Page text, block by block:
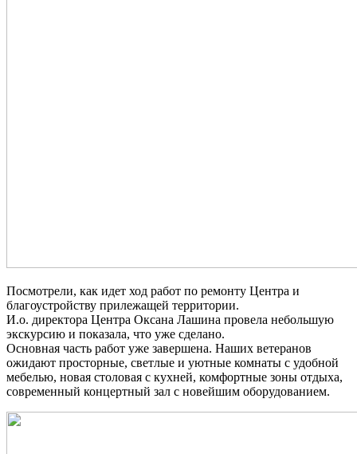
Посмотрели, как идет ход работ по ремонту Центра и
благоустройству прилежащей территории.
И.о. директора Центра Оксана Лашина провела небольшую
экскурсию и показала, что уже сделано.
Основная часть работ уже завершена. Наших ветеранов
ожидают просторные, светлые и уютные комнаты с удобной
мебелью, новая столовая с кухней, комфортные зоны отдыха,
современный концертный зал с новейшим оборудованием.